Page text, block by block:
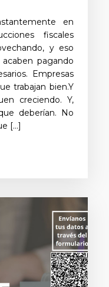
en
fiscales
y eso
pagando
Empresas
trabajan bien.Y
creciendo. Y,
deberían. No
[…]